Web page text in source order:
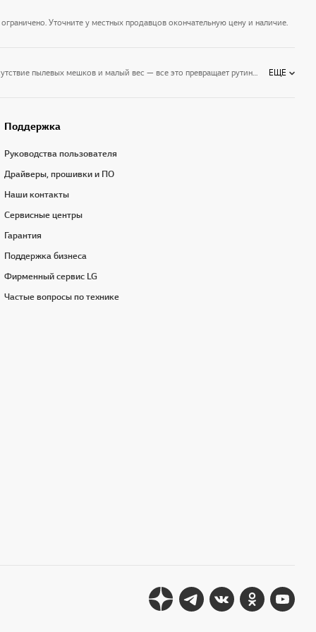
Уточните у местных продавцов окончательную цену и наличие.
Пылесосы LG — мощная бытовая техника, которая делает уборку помещения быстрой и эффективной.Компактные габариты, высокая мощность всасывания, отсутствие пылевых мешков и малый вес — все это превращает рутинную домашнюю работу в развлечение. Ассортимент пылесосов LG включает недорогие модели, пылесосы-роботы, чистящую и даже беспроводную технику. Хотите, чтобы дом сиял чистотой, а у вас оставались силы и время на любимые занятия? Воспользуйтесь прогрессивными и высокотехнологичными пылесосами LG. ЕЩЕ
Поддержка
Руководства пользователя
Драйверы, прошивки и ПО
Наши контакты
Сервисные центры
Гарантия
Поддержка бизнеса
Фирменный сервис LG
Частые вопросы по технике